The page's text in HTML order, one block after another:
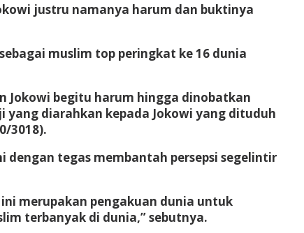
justru namanya harum dan buktinya
muslim top peringkat ke 16 dunia
Jokowi begitu harum hingga dinobatkan
diarahkan kepada Jokowi yang dituduh
3018).
tegas membantah persepsi segelintir
merupakan pengakuan dunia untuk
terbanyak di dunia,” sebutnya.